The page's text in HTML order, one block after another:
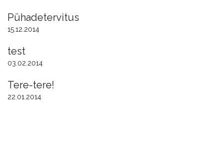
Pühadetervitus
15.12.2014
test
03.02.2014
Tere-tere!
22.01.2014